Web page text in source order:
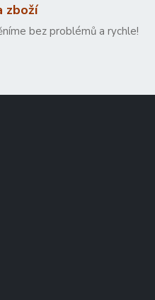
zboží
bez problémů a rychle!